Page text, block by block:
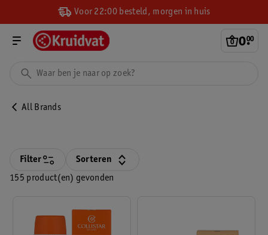
Voor 22:00 besteld, morgen in huis
0.
00
All Brands
155 product(en) gevonden
Filter Sorteren